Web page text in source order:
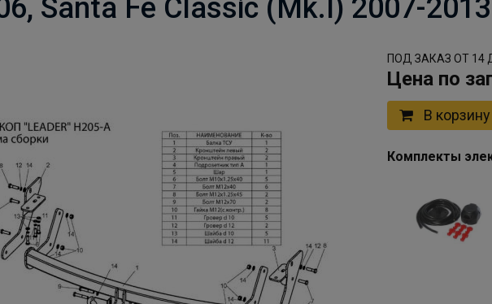
Santa Fe Classic (Mk.I) 2007-2013
ПОД ЗАКАЗ ОТ 14
Цена по
В корзину
Комплекты